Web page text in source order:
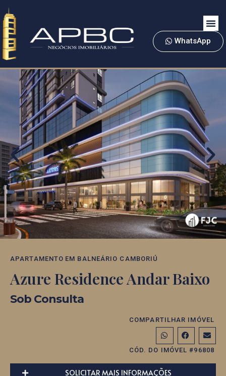
WhatsApp
APARTAMENTO EM BALNEÁRIO CAMBORIÚ
Azure Residence Andar Baixo
Sob Consulta
COMPARTILHAR IMÓVEL
CÓD. DO IMÓVEL #96808
SOLICITAR MAIS INFORMAÇÕES